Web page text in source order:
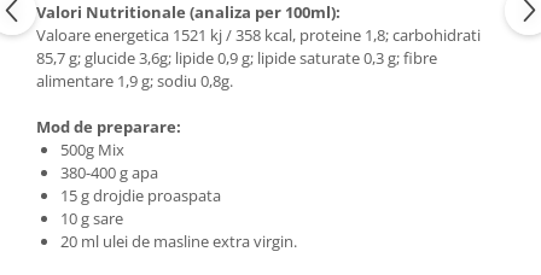
Valori Nutritionale (analiza per 100ml):
Valoare energetica 1521 kj / 358 kcal, proteine 1,8; carbohidrati
85,7 g; glucide 3,6g; lipide 0,9 g; lipide saturate 0,3 g; fibre
alimentare 1,9 g; sodiu 0,8g.
Mod de preparare:
500g Mix
380-400 g apa
15 g drojdie proaspata
10 g sare
20 ml ulei de masline extra virgin.